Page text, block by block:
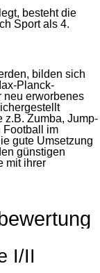
besteht die
Sport als 4.
bilden sich
Planck-
neu erworbenes
z.B. Zumba, Jump-
Football im
gute Umsetzung
günstigen
mit ihrer
I/II